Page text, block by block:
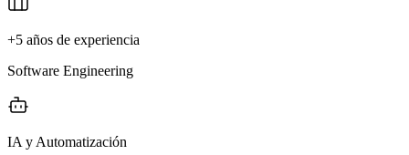
+5 años de experiencia
Software Engineering
IA y Automatización